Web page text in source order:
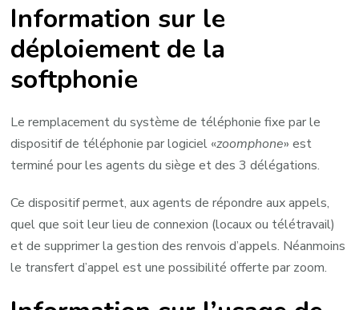
Information sur le
déploiement de la
softphonie
Le remplacement du système de téléphonie fixe par le
dispositif de téléphonie par logiciel «zoomphone» est
terminé pour les agents du siège et des 3 délégations.
Ce dispositif permet, aux agents de répondre aux appels,
quel que soit leur lieu de connexion (locaux ou télétravail)
et de supprimer la gestion des renvois d’appels. Néanmoins
le transfert d’appel est une possibilité offerte par zoom.